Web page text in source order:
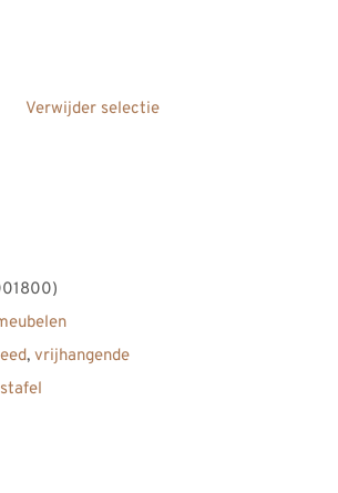
Verwijder selectie
, vrijhangende